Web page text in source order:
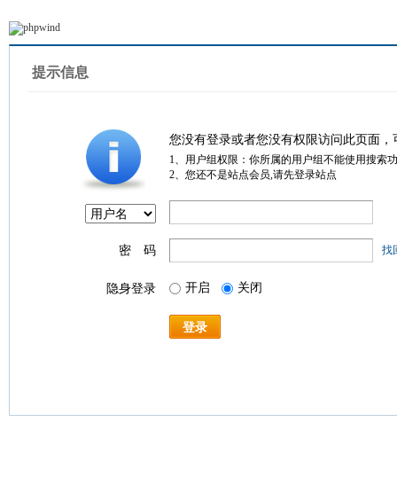
提示信息
您没有登录或者您没有权限访问此页面
1、用户组权限：你所属的用户组不能使用搜索
2、您还不是站点会员,请先登录站点
密 码 找
隐身登录 开启 关闭
登录